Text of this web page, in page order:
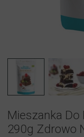
Mieszanka
290g Zdrowo